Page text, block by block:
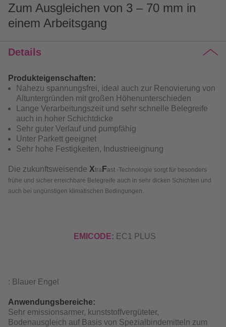
Zum Ausgleichen von 3 – 70 mm in
einem Arbeitsgang
Details
Produkteigenschaften:
Nahezu spannungsfrei, ideal auch zur Renovierung von
Altuntergründen mit großen Höhenunterschieden
Lange Verarbeitungszeit und sehr schnelle Belegreife
auch in hoher Schichtdicke
Sehr guter Verlauf und pumpfähig
Unter Parkett geeignet
Sehr hohe Festigkeiten, Industrieeignung
Die zukunftsweisende Xtra Fast -Technologie sorgt für besonders
frühe und sicher erreichbare Belegreife auch in sehr dicken Schichten und
auch bei ungünstigen klimatischen Bedingungen.
EMICODE: EC1 PLUS
: Blauer Engel
Anwendungsbereiche:
Sehr emissionsarmer, kunststoffvergüteter,
Bodenausgleich auf Basis von Spezialbindemitteln zum